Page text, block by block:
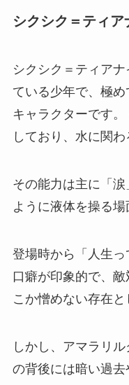
シクシク＝ティア
シクシク＝ティア
ている少年で、極
キャラクターです
しており、水に関わ
その能力は主に「
ように液体を操る場
登場時から「人生
口癖が印象的で、
こか憎めない存在と
しかし、アマラリ
の背後には暗い過